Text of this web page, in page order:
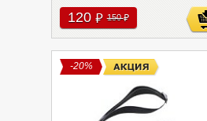
120 руб 150руб
-20%